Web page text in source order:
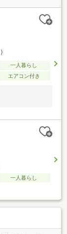
）
一人暮らし
エアコン付き
一人暮らし